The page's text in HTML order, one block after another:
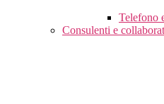
Telefono
Consulenti e